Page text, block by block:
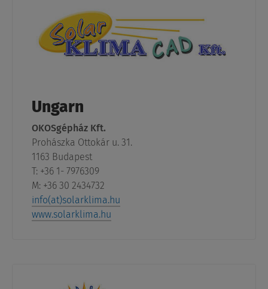
Ungarn
OKOSgépház Kft.
Prohászka Ottokár u. 31.
1163 Budapest
T: +36 1- 7976309
M: +36 30 2434732
info(at)solarklima.hu
www.solarklima.hu